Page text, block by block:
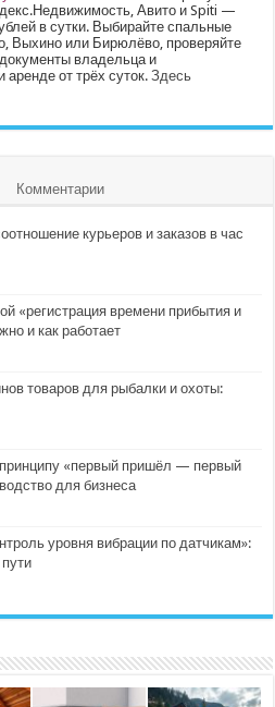
Авито и Spiti —
в сутки. Выбирайте спальные
Выхино или Бирюлёво, проверяйте
владельца и
аренде от трёх суток.Здесь
Комментарии
курьеров и заказов в час
«регистрация времени прибытия и
и как работает
товаров для рыбалки и охоты:
принципу «первый пришёл — первый
для бизнеса
уровня вибрации по датчикам»: